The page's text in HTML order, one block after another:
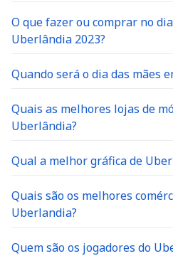
O que fazer ou comprar no
Uberlândia 2023?
Quando será o dia das mães
Quais as melhores lojas de
Uberlândia?
Qual a melhor gráfica de
Quais são os melhores
Uberlandia?
Quem são os jogadores do